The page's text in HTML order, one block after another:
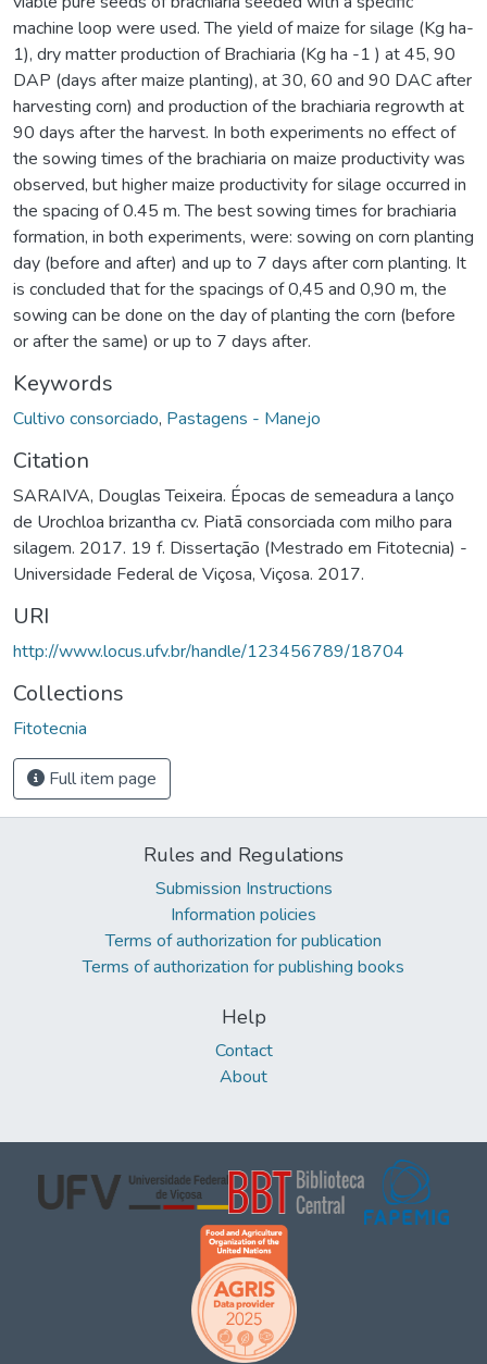
machine loop were used. The yield of maize for silage (Kg ha-
1), dry matter production of Brachiaria (Kg ha -1 ) at 45, 90
DAP (days after maize planting), at 30, 60 and 90 DAC after
harvesting corn) and production of the brachiaria regrowth at
90 days after the harvest. In both experiments no effect of
the sowing times of the brachiaria on maize productivity was
observed, but higher maize productivity for silage occurred in
the spacing of 0.45 m. The best sowing times for brachiaria
formation, in both experiments, were: sowing on corn planting
day (before and after) and up to 7 days after corn planting. It
is concluded that for the spacings of 0,45 and 0,90 m, the
sowing can be done on the day of planting the corn (before
or after the same) or up to 7 days after.
Keywords
Cultivo consorciado, Pastagens - Manejo
Citation
SARAIVA, Douglas Teixeira. Épocas de semeadura a lanço
de Urochloa brizantha cv. Piatã consorciada com milho para
silagem. 2017. 19 f. Dissertação (Mestrado em Fitotecnia) -
Universidade Federal de Viçosa, Viçosa. 2017.
URI
http://www.locus.ufv.br/handle/123456789/18704
Collections
Fitotecnia
Full item page
Rules and Regulations
Submission Instructions
Information policies
Terms of authorization for publication
Terms of authorization for publishing books
Help
Contact
About